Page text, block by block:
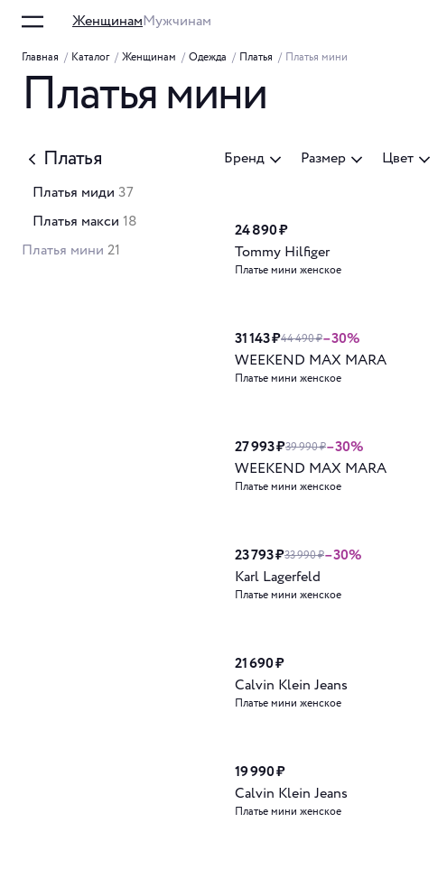
ЖенщинамМужчинам
Главная / Каталог / Женщинам / Одежда / Платья / Платья мини
Платья мини
Платья
Платья миди 37
Платья макси 18
Платья мини 21
Бренд Размер Цвет
Новинка
24 890 ₽
Tommy Hilfiger
Платье мини женское
31 143 ₽44 490 ₽–30%
WEEKEND MAX MARA
Платье мини женское
27 993 ₽39 990 ₽–30%
WEEKEND MAX MARA
Платье мини женское
23 793 ₽33 990 ₽–30%
Karl Lagerfeld
Платье мини женское
21 690 ₽
Calvin Klein Jeans
Платье мини женское
19 990 ₽
Calvin Klein Jeans
Платье мини женское